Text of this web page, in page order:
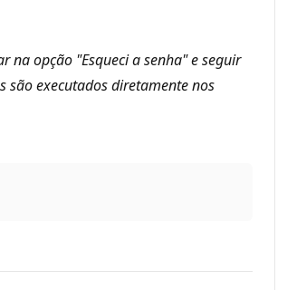
na opção "Esqueci a senha" e seguir
são executados diretamente nos